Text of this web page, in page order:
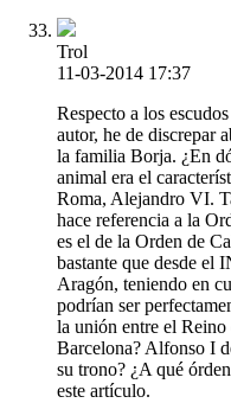
Trol
11-03-2014 17:37
Respecto a los
autor, he de discrepar
la familia Borja. ¿En
animal era el
Roma, Alejandro VI.
hace referencia a la
es el de la Orden de
bastante que desde el
Aragón, teniendo en
podrían ser
la unión entre el
Barcelona? Alfonso I
su trono? ¿A qué
este artículo.